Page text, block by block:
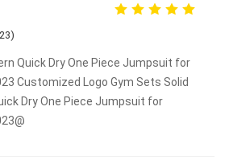
Quick Dry One Piece Jumpsuit for
Customized Logo Gym Sets Solid
Dry One Piece Jumpsuit for